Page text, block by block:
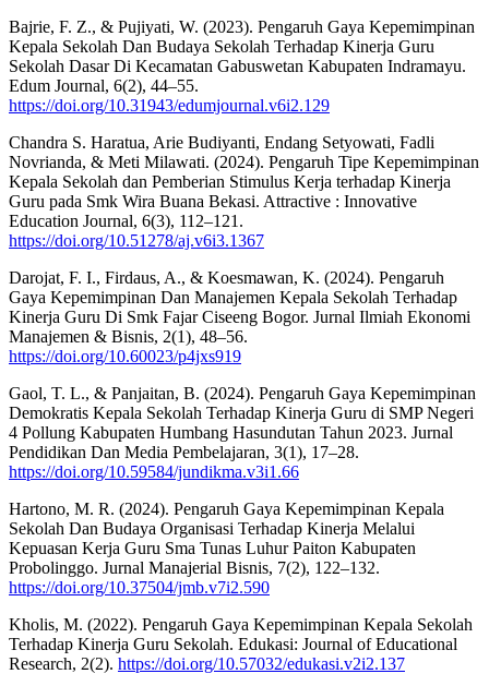
Bajrie, F. Z., & Pujiyati, W. (2023). Pengaruh Gaya Kepemimpinan
Kepala Sekolah Dan Budaya Sekolah Terhadap Kinerja Guru
Sekolah Dasar Di Kecamatan Gabuswetan Kabupaten Indramayu.
Edum Journal, 6(2), 44–55.
https://doi.org/10.31943/edumjournal.v6i2.129
Chandra S. Haratua, Arie Budiyanti, Endang Setyowati, Fadli
Novrianda, & Meti Milawati. (2024). Pengaruh Tipe Kepemimpinan
Kepala Sekolah dan Pemberian Stimulus Kerja terhadap Kinerja
Guru pada Smk Wira Buana Bekasi. Attractive : Innovative
Education Journal, 6(3), 112–121.
https://doi.org/10.51278/aj.v6i3.1367
Darojat, F. I., Firdaus, A., & Koesmawan, K. (2024). Pengaruh
Gaya Kepemimpinan Dan Manajemen Kepala Sekolah Terhadap
Kinerja Guru Di Smk Fajar Ciseeng Bogor. Jurnal Ilmiah Ekonomi
Manajemen & Bisnis, 2(1), 48–56.
https://doi.org/10.60023/p4jxs919
Gaol, T. L., & Panjaitan, B. (2024). Pengaruh Gaya Kepemimpinan
Demokratis Kepala Sekolah Terhadap Kinerja Guru di SMP Negeri
4 Pollung Kabupaten Humbang Hasundutan Tahun 2023. Jurnal
Pendidikan Dan Media Pembelajaran, 3(1), 17–28.
https://doi.org/10.59584/jundikma.v3i1.66
Hartono, M. R. (2024). Pengaruh Gaya Kepemimpinan Kepala
Sekolah Dan Budaya Organisasi Terhadap Kinerja Melalui
Kepuasan Kerja Guru Sma Tunas Luhur Paiton Kabupaten
Probolinggo. Jurnal Manajerial Bisnis, 7(2), 122–132.
https://doi.org/10.37504/jmb.v7i2.590
Kholis, M. (2022). Pengaruh Gaya Kepemimpinan Kepala Sekolah
Terhadap Kinerja Guru Sekolah. Edukasi: Journal of Educational
Research, 2(2). https://doi.org/10.57032/edukasi.v2i2.137